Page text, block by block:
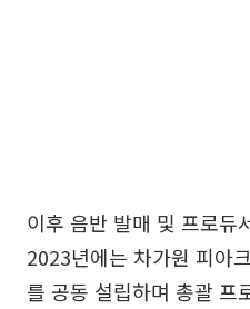
이후 음반 발매 및 프로듀
2023년에는 차가원 피아
를 공동 설립하며 총괄 프